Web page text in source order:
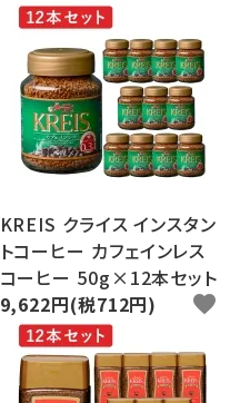
KREIS クライス インスタン
トコーヒー カフェインレス
コーヒー 50g×12本セット
9,622円(税712円)
favorite